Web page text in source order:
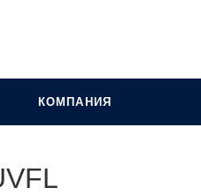
КОМПАНИЯ